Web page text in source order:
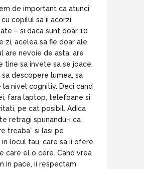
de important ca atunci
copilul sa ii acorzi
– si daca sunt doar 10
zi, acelea sa fie doar ale
are nevoie de asta, are
tine sa invete sa se joace,
descopere lumea, sa
la nivel cognitiv. Deci cand
fara laptop, telefoane si
pe cat posibil. Adica
retragi spunandu-i ca
treaba” si lasi pe
locul tau, care sa ii ofere
care el o cere. Cand vrea
in pace, ii respectam